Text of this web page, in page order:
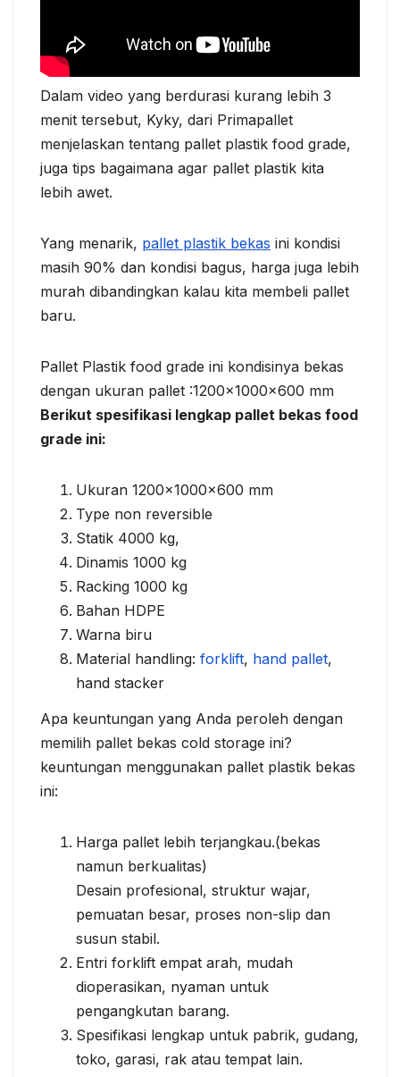
Dalam video yang berdurasi kurang lebih 3
menit tersebut, Kyky, dari Primapallet
menjelaskan tentang pallet plastik food grade,
juga tips bagaimana agar pallet plastik kita
lebih awet.
Yang menarik, pallet plastik bekas ini kondisi
masih 90% dan kondisi bagus, harga juga lebih
murah dibandingkan kalau kita membeli pallet
baru.
Pallet Plastik food grade ini kondisinya bekas
dengan ukuran pallet :1200x1000x600 mm
Berikut spesifikasi lengkap pallet bekas food
grade ini:
Ukuran 1200x1000x600 mm
Type non reversible
Statik 4000 kg,
Dinamis 1000 kg
Racking 1000 kg
Bahan HDPE
Warna biru
Material handling: forklift, hand pallet,
hand stacker
Apa keuntungan yang Anda peroleh dengan
memilih pallet bekas cold storage ini?
keuntungan menggunakan pallet plastik bekas
ini:
Harga pallet lebih terjangkau.(bekas
namun berkualitas)
Desain profesional, struktur wajar,
pemuatan besar, proses non-slip dan
susun stabil.
Entri forklift empat arah, mudah
dioperasikan, nyaman untuk
pengangkutan barang.
Spesifikasi lengkap untuk pabrik, gudang,
toko, garasi, rak atau tempat lain.